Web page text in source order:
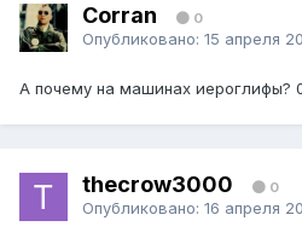
Corran 0
Опубликовано: 15 апреля
А почему на машинах иероглифы?
thecrow3000 0
Опубликовано: 16 апреля